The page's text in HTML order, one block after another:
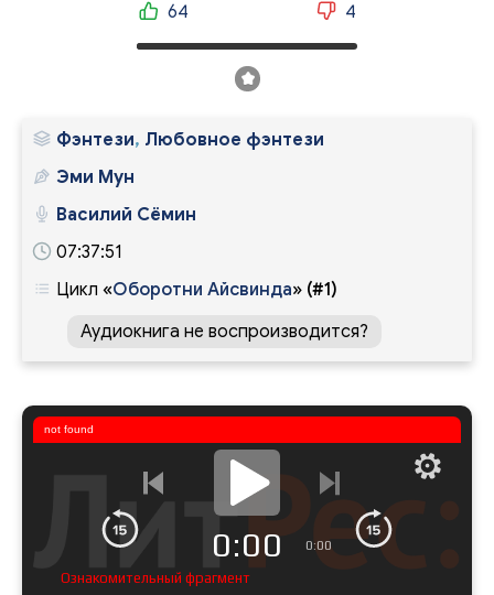
64 4
Фэнтези, Любовное фэнтези
Эми Мун
Василий Сёмин
07:37:51
Цикл «Оборотни Айсвинда» (#1)
Аудиокнига не воспроизводится?
0:00 0:00
Ознакомительный фрагмент
not found